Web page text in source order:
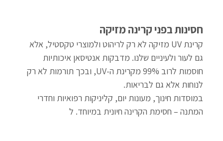
חסינות בפני קרינה מזיקה
קרינת UV מזיקה לא רק לריהוט ולמוצרי טקסטיל, אלא
גם לעור ולעיניים שלנו. מדבקות אנטיסאן איכותיות
חוסמות לרוב 99% מקרינת ה-UV, ובכך תורמות לא רק
לנוחות אלא גם לבריאות.
במוסדות חינוך, מעונות יום, קליניקות רפואיות וחדרי
המתנה – חסימת הקרינה חיונית במיוחד. ל